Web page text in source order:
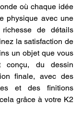
où chaque idée
physique avec une
de détails
la satisfaction de
un objet que vous
conçu, du dessin
finale, avec des
et des finitions
grâce à votre K2